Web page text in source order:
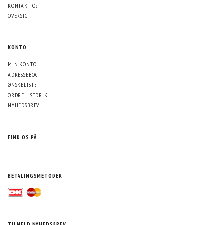
KONTAKT OS
OVERSIGT
KONTO
MIN KONTO
ADRESSEBOG
ØNSKELISTE
ORDREHISTORIK
NYHEDSBREV
FIND OS PÅ
BETALINGSMETODER